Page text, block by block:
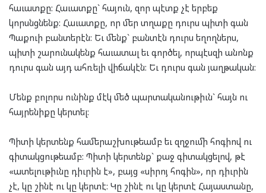
հաւատքը: Հաւատքը` հայուն, զոր պէտք չէ երբեք
կորսնցնենք: Հաւատքը, որ մեր տղաքը դուրս պիտի գան
Պաքուի բանտերէն: Եւ մենք` բանտէն դուրս եղողներս,
պիտի շարունակենք հաւատալ եւ գործել, որպէսզի անոնք
դուրս գան այդ ահռելի վիճակէն: Եւ դուրս գան յաղթական:
Մենք բոլորս ունինք մէկ մեծ պարտականութիւն` հայն ու
հայրենիքը կերտել:
Պիտի կերտենք համերաշխութեամբ եւ զղջումի հոգիով ու
գիտակցութեամբ: Պիտի կերտենք` քաջ գիտակցելով, թէ
«ատելութիւնը դիւրին է», բայց «սիրոյ հոգին», որ դիւրին
չէ, կը շինէ ու կը կերտէ: Կը շինէ ու կը կերտէ Հայաստանը,